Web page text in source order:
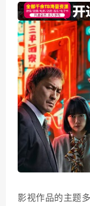
影视作品的主题